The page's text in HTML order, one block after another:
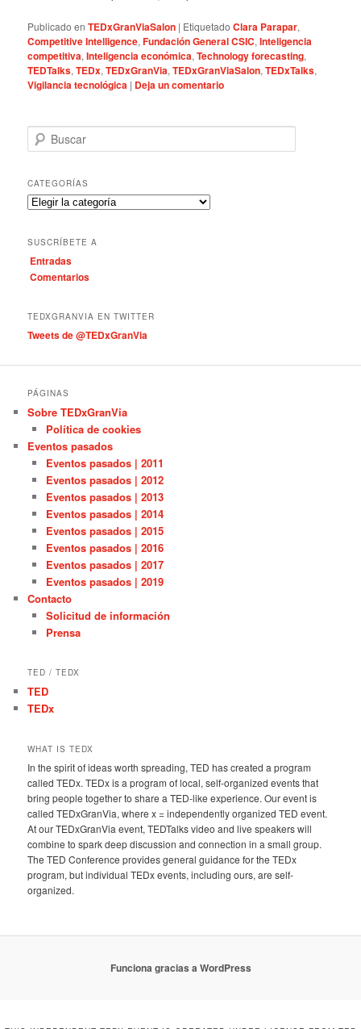
Publicado en TEDxGranViaSalon | Etiquetado Clara Parapar,
Competitive Intelligence,Fundación General CSIC,Inteligencia
competitiva,Inteligencia económica,Technology forecasting,
TEDTalks,TEDx,TEDxGranVia,TEDxGranViaSalon,TEDxTalks,
Vigilancia tecnológica | Deja un comentario
u
c
a
r
CATEGORÍAS
C
e
g
o
s
SUSCRÍBETE A
Entradas
Comentarios
TEDXGRANVIA EN TWITTER
Tweets de @TEDxGranVia
PÁGINAS
Sobre TEDxGranVia
Política de cookies
Eventos pasados
Eventos pasados | 2011
Eventos pasados | 2012
Eventos pasados | 2013
Eventos pasados | 2014
Eventos pasados | 2015
Eventos pasados | 2016
Eventos pasados | 2017
Eventos pasados | 2019
Contacto
Solicitud de información
Prensa
TED / TEDX
TED
TEDx
WHAT IS TEDX
In the spirit of ideas worth spreading, TED has created a program
called TEDx. TEDx is a program of local, self-organized events that
bring people together to share a TED-like experience. Our event is
called TEDxGranVia, where x = independently organized TED event.
At our TEDxGranVia event, TEDTalks video and live speakers will
combine to spark deep discussion and connection in a small group.
The TED Conference provides general guidance for the TEDx
program, but individual TEDx events, including ours, are self-
organized.
Funciona gracias a WordPress